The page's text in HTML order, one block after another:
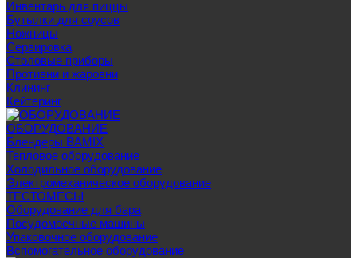
Инвентарь для пиццы
Бутылки для соусов
Ножницы
Сервировка
Столовые приборы
Противни и жаровни
Клининг
Кейтеринг
ОБОРУДОВАНИЕ
Блендеры BAMIX
Тепловое оборудование
Холодильное оборудование
Электромеханическое оборудование
ТЕСТОМЕСЫ
Оборудование для бара
Посудомоечные машины
Упаковочное оборудование
Вспомогательное оборудование